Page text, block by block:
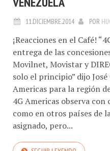
11.DICIEMBRE.2014 POR
¡Reacciones en el Café!
entrega de las
Movilnet, Movistar y
solo el principio” dijo
Americas para la región
4G Americas observa
como en otros países de
asignado, pero...